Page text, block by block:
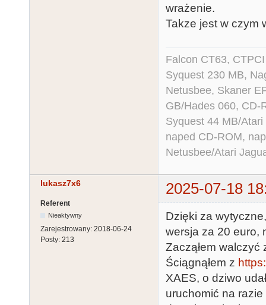
wrażenie.
Takze jest w czym
Falcon CT63,
Syquest 230 MB,
Netusbee, Skaner
GB/Hades 060, CD-
Syquest 44 MB/
naped CD-ROM,
Netusbee/Atari
lukasz7x6 2025-07-18
Referent
Nieaktywny
Zarejestrowany: 2018-06-24
Posty: 213
Dzięki za
wersja za 20 euro,
Zacząłem walczyć
Ściągnąłem z
XAES, o dziwo
uruchomić na